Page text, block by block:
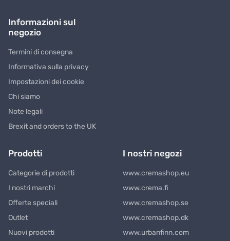
Informazioni sul
negozio
Termini di consegna
Informativa sulla privacy
Impostazioni dei cookie
Chi siamo
Note legali
Brexit and orders to the UK
Prodotti
Categorie di prodotti
I nostri marchi
Offerte speciali
Outlet
Nuovi prodotti
I nostri negozi
www.cremashop.eu
www.crema.fi
www.cremashop.se
www.cremashop.dk
www.urbanfinn.com